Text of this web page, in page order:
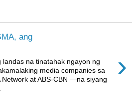
ang
›
landas na tinatahak ngayon ng
media companies sa
at ABS-CBN —na siyang